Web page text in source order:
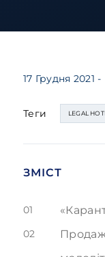
17 Грудня 2021 -
Теги LEGAL
ЗМІСТ
01
02
Продаж